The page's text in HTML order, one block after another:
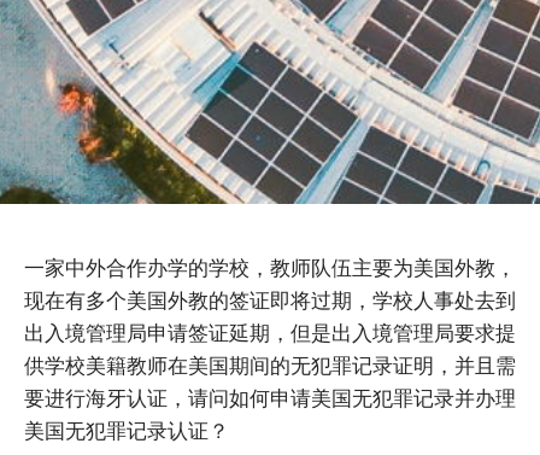
一家中外合作办学的学校，教师队伍主要为美国外教，
现在有多个美国外教的签证即将过期，学校人事处去到
出入境管理局申请签证延期，但是出入境管理局要求提
供学校美籍教师在美国期间的无犯罪记录证明，并且需
要进行海牙认证，请问如何申请美国无犯罪记录并办理
美国无犯罪记录认证？